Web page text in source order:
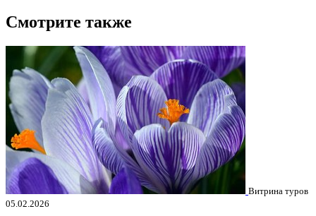
Смотрите также
Витрина туров
05.02.2026